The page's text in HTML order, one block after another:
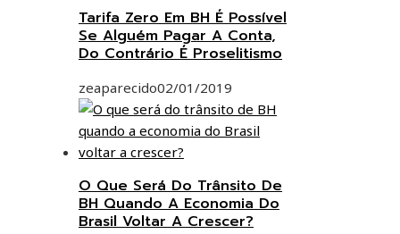
Tarifa Zero Em BH É Possível
Se Alguém Pagar A Conta,
Do Contrário É Proselitismo
zeaparecido02/01/2019
O Que Será Do Trânsito De
BH Quando A Economia Do
Brasil Voltar A Crescer?